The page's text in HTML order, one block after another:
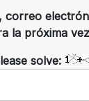
correo
la próxima
solve: